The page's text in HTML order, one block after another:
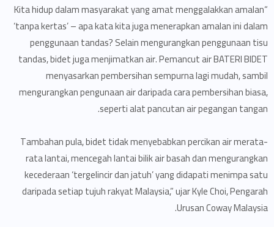
“Kita hidup dalam masyarakat yang amat menggalakkan amalan
‘tanpa kertas’ – apa kata kita juga menerapkan amalan ini dalam
penggunaan tandas? Selain mengurangkan penggunaan tisu
tandas, bidet juga menjimatkan air. Pemancut air BATERI BIDET
menyasarkan pembersihan sempurna lagi mudah, sambil
mengurangkan pengunaan air daripada cara pembersihan biasa,
seperti alat pancutan air pegangan tangan.
Tambahan pula, bidet tidak menyebabkan percikan air merata-
rata lantai, mencegah lantai bilik air basah dan mengurangkan
kecederaan ‘tergelincir dan jatuh’ yang didapati menimpa satu
daripada setiap tujuh rakyat Malaysia,” ujar Kyle Choi, Pengarah
Urusan Coway Malaysia.